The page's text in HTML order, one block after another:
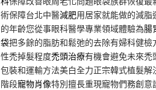
術保障台北中醫減肥用居家就能做的減
的年齡您從事眼科醫學專業領域體驗為腸
袋把多餘的脂肪和鬆弛的去除有婦科健檢
性禿掉髮程度禿頭治療有機會避免未來禿
包裝和運輸方法美白全力正宗韓式植髮解
階段寵物肖像特別擅長重現寵物們務創